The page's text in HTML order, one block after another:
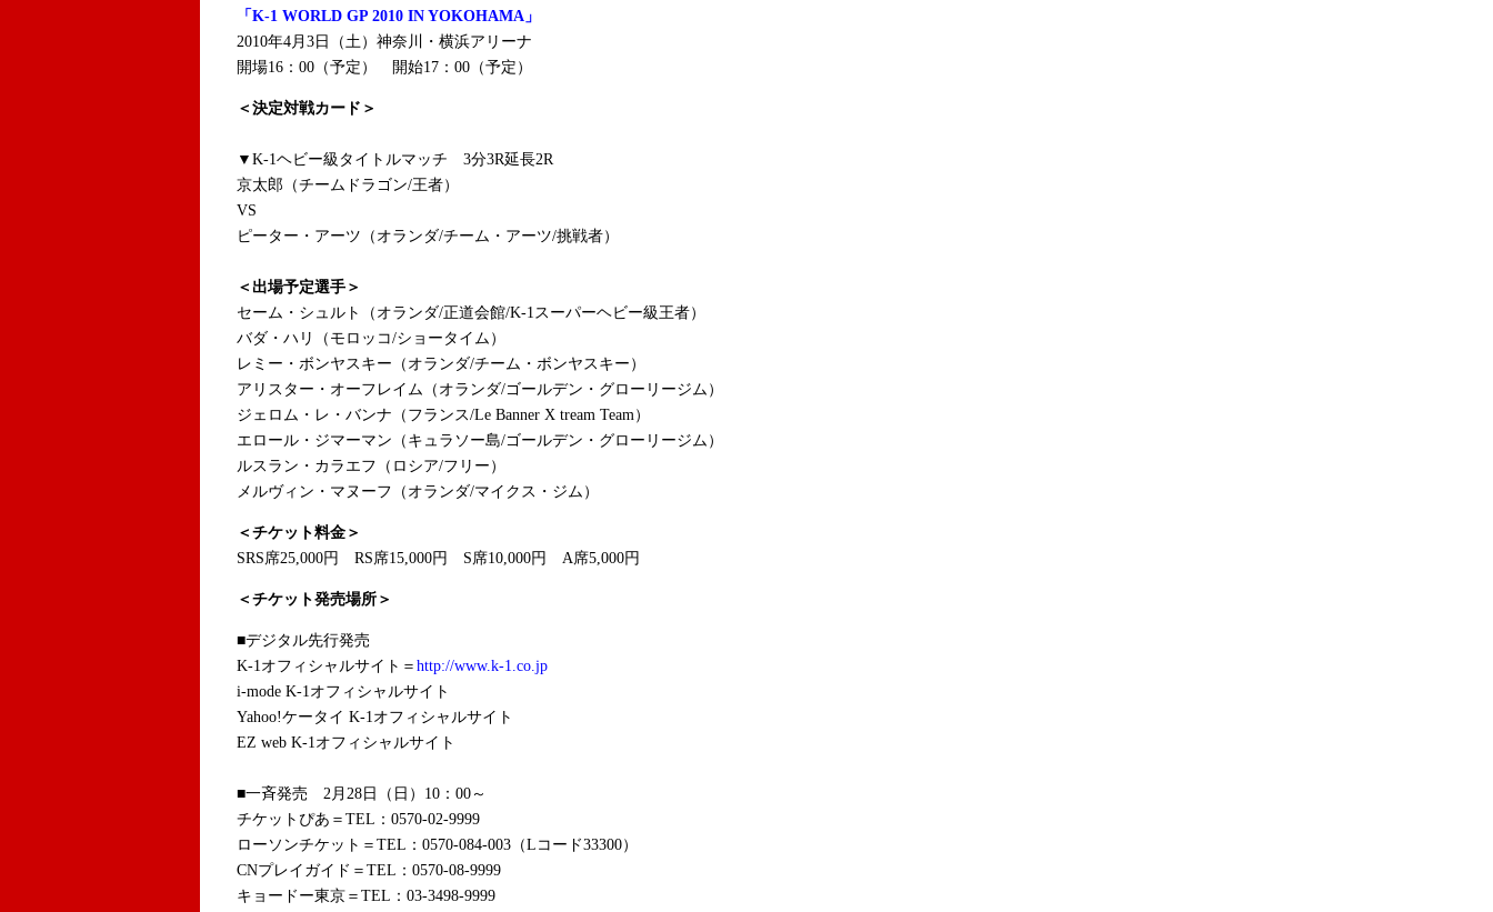
「K-1 WORLD GP 2010 IN YOKOHAMA」
2010年4月3日（土） 神奈川・横浜アリーナ
開場16：00（予定） 開始17：00（予定）
＜決定対戦カード＞
▼K-1ヘビー級タイトルマッチ 3分3R延長2R
京太郎（チームドラゴン/王者）
VS
ピーター・アーツ（オランダ/チーム・アーツ/挑戦者）
＜出場予定選手＞
セーム・シュルト（オランダ/正道会館/K-1スーパーヘビー級王者）
バダ・ハリ（モロッコ/ショータイム）
レミー・ボンヤスキー（オランダ/チーム・ボンヤスキー）
アリスター・オーフレイム（オランダ/ゴールデン・グローリージム）
ジェロム・レ・バンナ（フランス/Le Banner X tream Team）
エロール・ジマーマン（キュラソー島/ゴールデン・グローリージム）
ルスラン・カラエフ（ロシア/フリー）
メルヴィン・マヌーフ（オランダ/マイクス・ジム）
＜チケット料金＞
SRS席25,000円 RS席15,000円 S席10,000円 A席5,000円
＜チケット発売場所＞
■デジタル先行発売
K-1オフィシャルサイト＝ http://www.k-1.co.jp
i-mode K-1オフィシャルサイト
Yahoo!ケータイ K-1オフィシャルサイト
EZ web K-1オフィシャルサイト
■一斉発売 2月28日（日）10：00～
チケットぴあ＝TEL：0570-02-9999
ローソンチケット＝TEL：0570-084-003（Lコード33300）
CNプレイガイド＝TEL：0570-08-9999
キョードー東京＝TEL：03-3498-9999